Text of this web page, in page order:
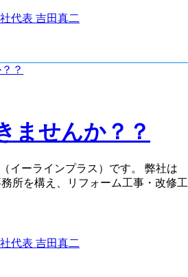
代表 吉田真二
ませんか？？
イーラインプラス）です。 弊社は
所を構え、リフォーム工事・改修工
代表 吉田真二